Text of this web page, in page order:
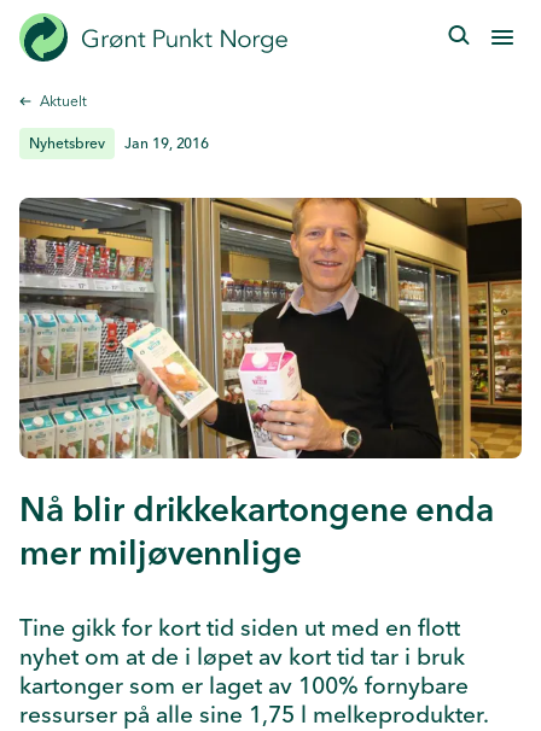
Hopp
til
Aktuelt
Nyhetsbrev Jan 19, 2016
Nå blir drikkekartongene enda
mer miljøvennlige
Tine gikk for kort tid siden ut med en flott
nyhet om at de i løpet av kort tid tar i bruk
kartonger som er laget av 100% fornybare
ressurser på alle sine 1,75 l melkeprodukter.